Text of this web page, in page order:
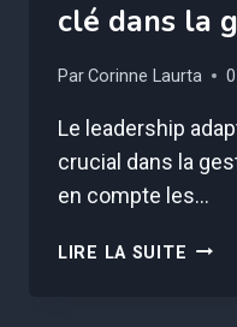
clé dans la
ParCorinne Laurta
Le leadership
crucial dans la
en compte les…
LIRE LA SUITE